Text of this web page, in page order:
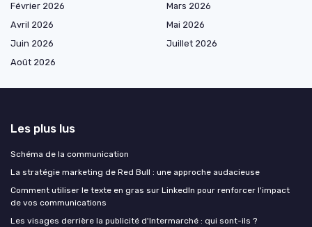
Février 2026
Mars 2026
Avril 2026
Mai 2026
Juin 2026
Juillet 2026
Août 2026
Les plus lus
Schéma de la communication
La stratégie marketing de Red Bull : une approche audacieuse
Comment utiliser le texte en gras sur LinkedIn pour renforcer l'impact
de vos communications
Les visages derrière la publicité d'Intermarché : qui sont-ils ?